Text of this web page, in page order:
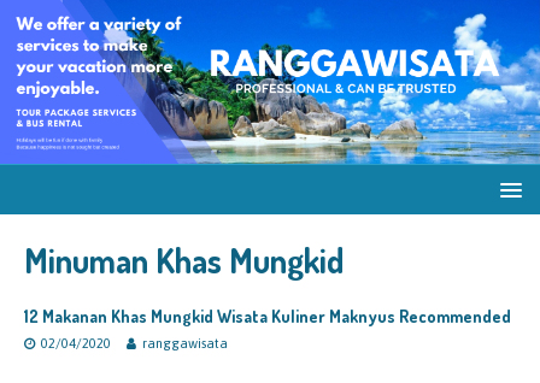
Minuman Khas Mungkid
12 Makanan Khas Mungkid Wisata Kuliner Maknyus Recommended
02/04/2020 ranggawisata